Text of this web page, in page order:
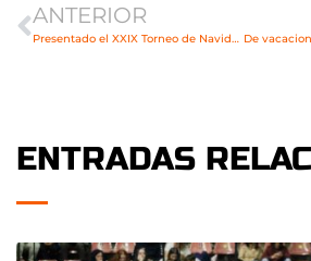
ANTERIOR
Presentado el XXIX Torneo de Navidad del BM Torrelavega
ENTRADAS